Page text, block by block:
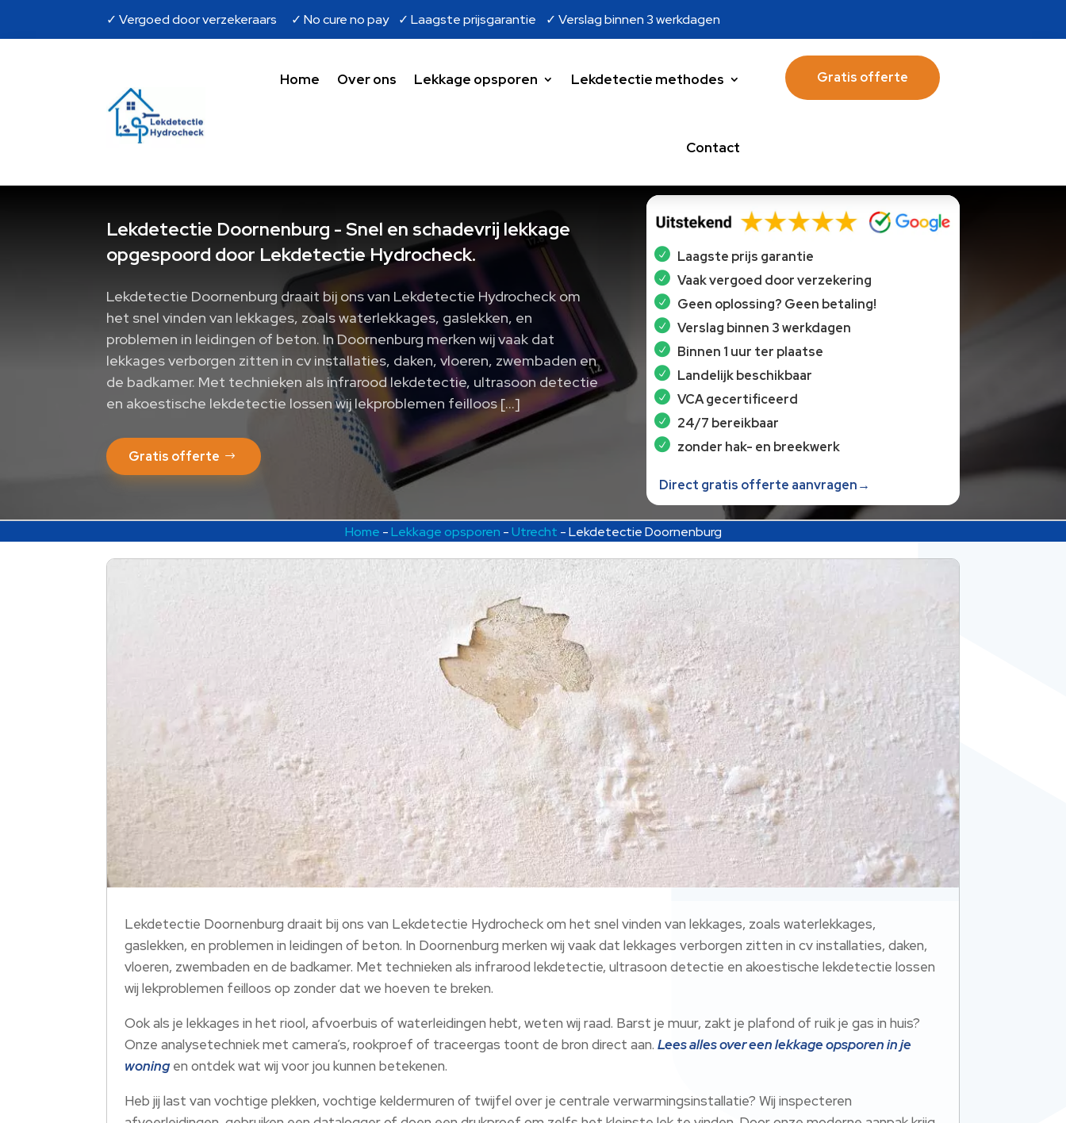
✓ Vergoed door verzekeraars ✓ No cure no pay ✓ Laagste prijsgarantie ✓ Verslag binnen 3 werkdagen
Home Over ons Lekkage opsporen Lekdetectie methodes
Contact
Gratis offerte
Lekdetectie Doornenburg - Snel en schadevrij lekkage
opgespoord door Lekdetectie Hydrocheck.
Lekdetectie Doornenburg draait bij ons van Lekdetectie Hydrocheck om
het snel vinden van lekkages, zoals waterlekkages, gaslekken, en
problemen in leidingen of beton.​ In Doornenburg merken wij vaak dat
lekkages verborgen zitten in cv installaties, daken, vloeren, zwembaden en
de badkamer.​ Met technieken als infrarood lekdetectie, ultrasoon detectie
en akoestische lekdetectie lossen wij lekproblemen feilloos […]
Gratis offerte
Laagste prijs garantie
Vaak vergoed door verzekering
Geen oplossing? Geen betaling!
Verslag binnen 3 werkdagen
Binnen 1 uur ter plaatse
Landelijk beschikbaar
VCA gecertificeerd
24/7 bereikbaar
zonder hak- en breekwerk
Direct gratis offerte aanvragen→
Home -Lekkage opsporen -Utrecht -Lekdetectie Doornenburg
Lekdetectie Doornenburg draait bij ons van Lekdetectie Hydrocheck om het snel vinden van lekkages, zoals waterlekkages,
gaslekken, en problemen in leidingen of beton.​ In Doornenburg merken wij vaak dat lekkages verborgen zitten in cv installaties, daken,
vloeren, zwembaden en de badkamer.​ Met technieken als infrarood lekdetectie, ultrasoon detectie en akoestische lekdetectie lossen
wij lekproblemen feilloos op zonder dat we hoeven te breken.​
Ook als je lekkages in het riool, afvoerbuis of waterleidingen hebt, weten wij raad.​ Barst je muur, zakt je plafond of ruik je gas in huis?
Onze analysetechniek met camera’s, rookproef of traceergas toont de bron direct aan.​Lees alles over een lekkage opsporen in je
woningen ontdek wat wij voor jou kunnen betekenen.​
Heb jij last van vochtige plekken, vochtige keldermuren of twijfel over je centrale verwarmingsinstallatie? Wij inspecteren